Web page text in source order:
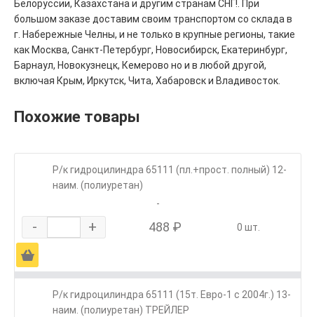
Белоруссии, Казахстана и другим странам СНГ!. При
большом заказе доставим своим транспортом со склада в
г. Набережные Челны, и не только в крупные регионы, такие
как Москва, Санкт-Петербург, Новосибирск, Екатеринбург,
Барнаул, Новокузнецк, Кемерово но и в любой другой,
включая Крым, Иркутск, Чита, Хабаровск и Владивосток.
Похожие товары
Р/к гидроцилиндра 65111 (пл.+прост. полный) 12-
наим. (полиуретан)
-
- + 488 ₽ 0 шт.
Ä
Р/к гидроцилиндра 65111 (15т. Евро-1 с 2004г.) 13-
наим. (полиуретан) ТРЕЙЛЕР